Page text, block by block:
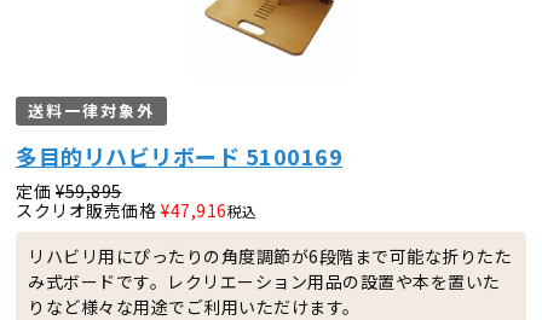
送料一律対象外
多目的リハビリボード 5100169
定価 ¥59,895
スクリオ販売価格 ¥47,916税込
リハビリ用にぴったりの角度調節が6段階まで可能な折りたた
み式ボードです。レクリエーション用品の設置や本を置いた
りなど様々な用途でご利用いただけます。